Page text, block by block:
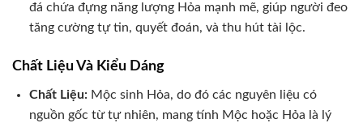
đá chứa đựng năng lượng Hỏa mạnh mẽ, giúp người đeo
tăng cường tự tin, quyết đoán, và thu hút tài lộc.
Chất Liệu Và Kiểu Dáng
Chất Liệu:Mộc sinh Hỏa, do đó các nguyên liệu có
nguồn gốc từ tự nhiên, mang tính Mộc hoặc Hỏa là lý